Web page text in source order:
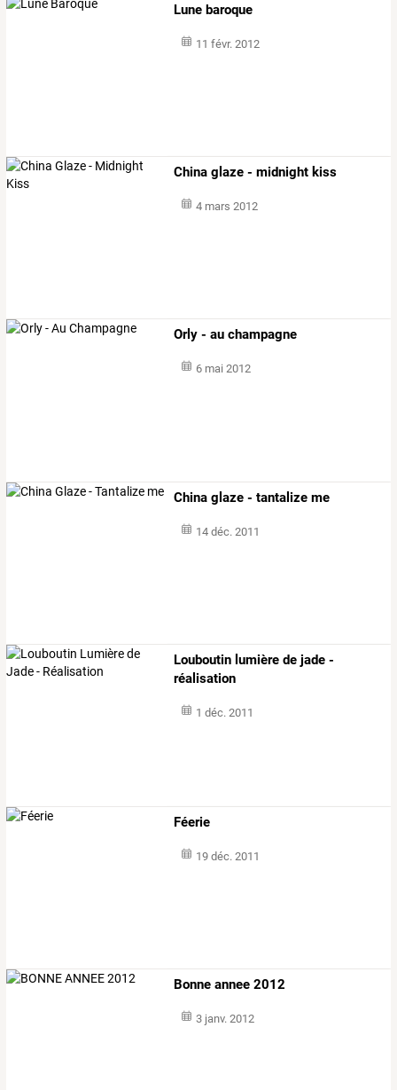
Lune baroque
11 févr. 2012
China glaze - midnight kiss
4 mars 2012
Orly - au champagne
6 mai 2012
China glaze - tantalize me
14 déc. 2011
Louboutin lumière de jade -
réalisation
1 déc. 2011
Féerie
19 déc. 2011
Bonne annee 2012
3 janv. 2012